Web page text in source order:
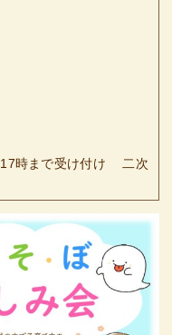
17時まで受け付け 二次